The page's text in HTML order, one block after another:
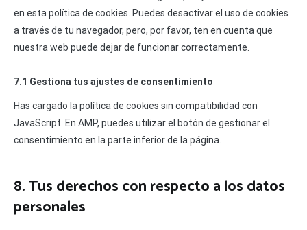
en esta política de cookies. Puedes desactivar el uso de cookies
a través de tu navegador, pero, por favor, ten en cuenta que
nuestra web puede dejar de funcionar correctamente.
7.1 Gestiona tus ajustes de consentimiento
Has cargado la política de cookies sin compatibilidad con
JavaScript. En AMP, puedes utilizar el botón de gestionar el
consentimiento en la parte inferior de la página.
8. Tus derechos con respecto a los datos
personales